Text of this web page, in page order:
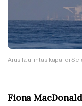
Arus lalu lintas kapal di
Fiona